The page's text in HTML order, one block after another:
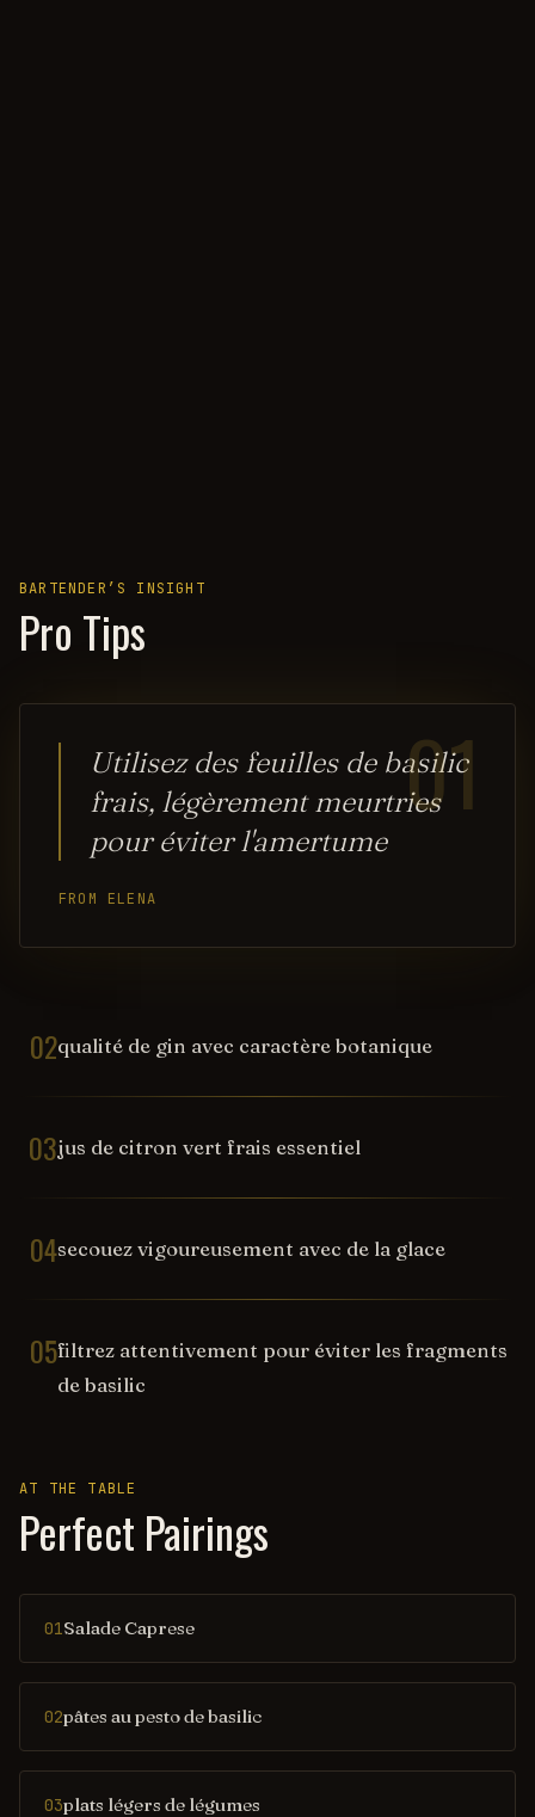
BARTENDER’S INSIGHT
Pro Tips
01
Utilisez des feuilles de basilic
frais, légèrement meurtries
pour éviter l'amertume
FROM ELENA
02qualité de gin avec caractère botanique
03jus de citron vert frais essentiel
04secouez vigoureusement avec de la glace
05filtrez attentivement pour éviter les fragments
de basilic
AT THE TABLE
Perfect Pairings
01Salade Caprese
02pâtes au pesto de basilic
03plats légers de légumes